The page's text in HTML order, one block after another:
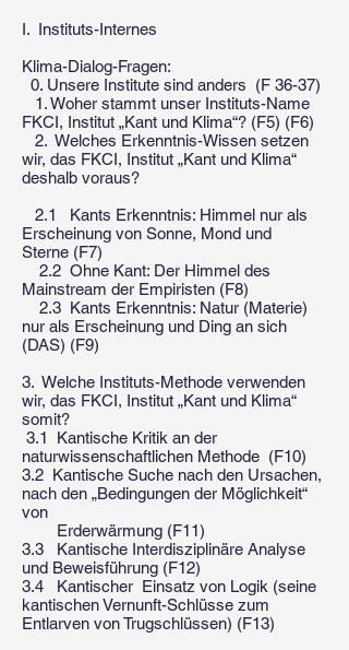
I. Instituts-Internes
Klima-Dialog-Fragen:
0. Unsere Institute sind anders (F 36-37)
1. Woher stammt unser Instituts-Name
FKCI, Institut „Kant und Klima“? (F5) (F6)
2. Welches Erkenntnis-Wissen setzen
wir, das FKCI, Institut „Kant und Klima“
deshalb voraus?
2.1 Kants Erkenntnis: Himmel nur als
Erscheinung von Sonne, Mond und
Sterne (F7)
2.2 Ohne Kant: Der Himmel des
Mainstream der Empiristen (F8)
2.3 Kants Erkenntnis: Natur (Materie)
nur als Erscheinung und Ding an sich
(DAS) (F9)
3. Welche Instituts-Methode verwenden
wir, das FKCI, Institut „Kant und Klima“
somit?
3.1 Kantische Kritik an der
naturwissenschaftlichen Methode (F10)
3.2 Kantische Suche nach den Ursachen,
nach den „Bedingungen der Möglichkeit“
von
Erderwärmung (F11)
3.3 Kantische Interdisziplinäre Analyse
und Beweisführung (F12)
3.4 Kantischer Einsatz von Logik (seine
kantischen Vernunft-Schlüsse zum
Entlarven von Trugschlüssen) (F13)